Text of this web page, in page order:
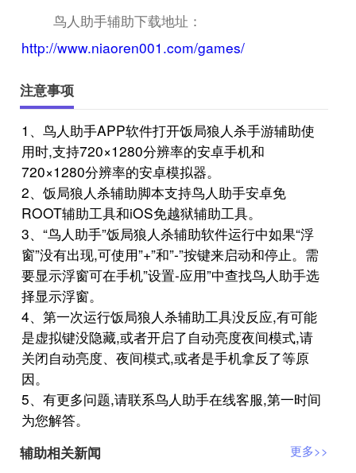
鸟人助手辅助下载地址：
http://www.niaoren001.com/games/
注意事项
1、鸟人助手APP软件打开饭局狼人杀手游辅助使
用时,支持720×1280分辨率的安卓手机和
720×1280分辨率的安卓模拟器。
2、饭局狼人杀辅助脚本支持鸟人助手安卓免
ROOT辅助工具和iOS免越狱辅助工具。
3、“鸟人助手”饭局狼人杀辅助软件运行中如果“浮
窗”没有出现,可使用”+”和”-”按键来启动和停止。需
要显示浮窗可在手机”设置-应用”中查找鸟人助手选
择显示浮窗。
4、第一次运行饭局狼人杀辅助工具没反应,有可能
是虚拟键没隐藏,或者开启了自动亮度夜间模式,请
关闭自动亮度、夜间模式,或者是手机拿反了等原
因。
5、有更多问题,请联系鸟人助手在线客服,第一时间
为您解答。
辅助相关新闻
更多>>